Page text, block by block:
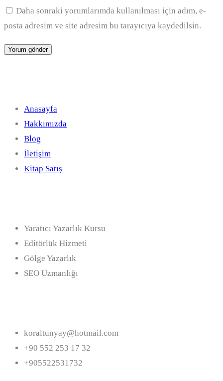
Daha sonraki yorumlarımda kullanılması için adım, e-
posta adresim ve site adresim bu tarayıcıya kaydedilsin.
Anasayfa
Hakkımızda
Blog
İletişim
Kitap Satış
Yaratıcı Yazarlık Kursu
Editörlük Hizmeti
Gölge Yazarlık
SEO Uzmanlığı
koraltunyay@hotmail.com
+90 552 253 17 32
+905522531732